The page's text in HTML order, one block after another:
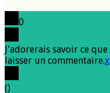
0
J'adorerais savoir ce
laisser un commentaire.x
()